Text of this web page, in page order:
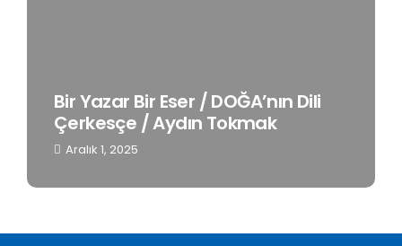
Bir Yazar Bir Eser / DOĞA’nın Dili
Çerkesçe / Aydın Tokmak
Aralık 1, 2025